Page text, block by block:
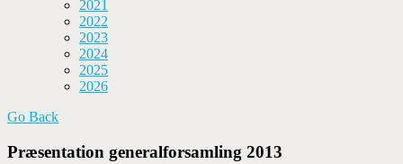
2021
2022
2023
2024
2025
2026
Go Back
Præsentation generalforsamling 2013